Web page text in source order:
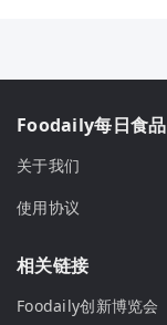
Foodaily每日食品
关于我们
使用协议
相关链接
Foodaily创新博览会